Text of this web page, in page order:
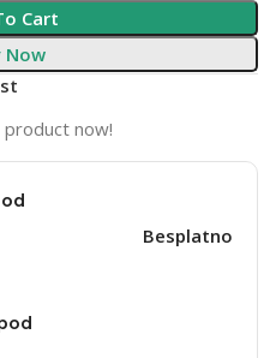
Cart
Now
now!
Besplatno